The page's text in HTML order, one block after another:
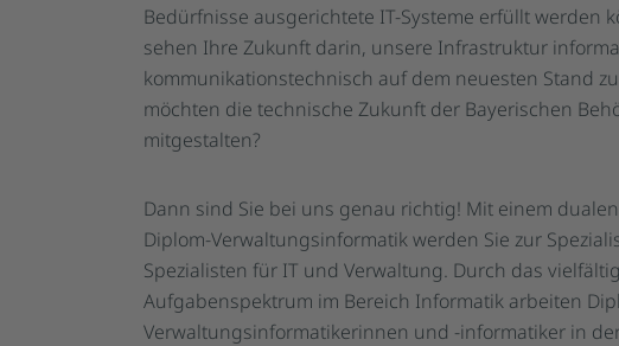
Bedürfnisse ausgerichtete IT-Systeme erfüllt werden
sehen Ihre Zukunft darin, unsere Infrastruktur
kommunikationstechnisch auf dem neuesten Stand
möchten die technische Zukunft der Bayerischen
mitgestalten?
Dann sind Sie bei uns genau richtig! Mit einem
Diplom-Verwaltungsinformatik werden Sie zur
Spezialisten für IT und Verwaltung. Durch das
Aufgabenspektrum im Bereich Informatik arbeiten
Verwaltungsinformatikerinnen und -informatiker in